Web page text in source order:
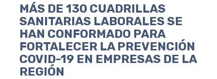
MÁS DE 130 CUADRILLAS
SANITARIAS LABORALES SE
HAN CONFORMADO PARA
FORTALECER LA PREVENCIÓN
COVID-19 EN EMPRESAS DE LA
REGIÓN